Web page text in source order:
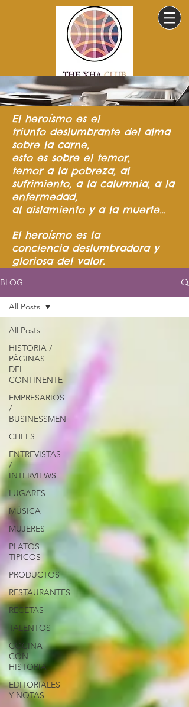
El heroísmo es el
triunfo deslumbrante del alma
sobre la carne,
esto es sobre el temor,
temor a la pobreza, al
sufrimiento, a la calumnia, a la
enfermedad,
al aislamiento y a la muerte…
El heroísmo es la
conciencia deslumbradora y
gloriosa del valor.
BLOG
All Posts
HISTORIA /
PÁGINAS
DEL
CONTINENTE
EMPRESARIOS
/
BUSINESSMEN
CHEFS
ENTREVISTAS
/
INTERVIEWS
LUGARES
MÚSICA
MUJERES
PLATOS
TIPICOS
PRODUCTOS
RESTAURANTES
RECETAS
TALENTOS
COCINA
CON
HISTORIA
EDITORIALES
Y NOTAS
All Posts